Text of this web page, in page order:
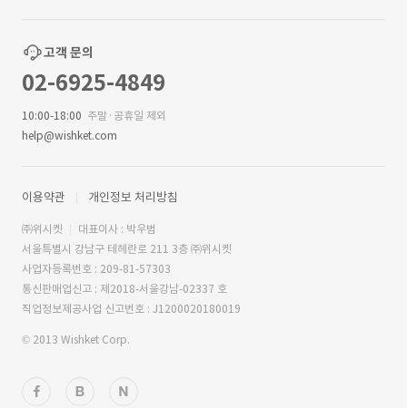
고객 문의
02-6925-4849
10:00-18:00 주말·공휴일 제외
help@wishket.com
이용약관 개인정보 처리방침
㈜위시켓
대표이사 : 박우범
서울특별시 강남구 테헤란로 211 3층 ㈜위시켓
사업자등록번호 : 209-81-57303
통신판매업신고 : 제2018-서울강남-02337 호
직업정보제공사업 신고번호 : J1200020180019
© 2013 Wishket Corp.